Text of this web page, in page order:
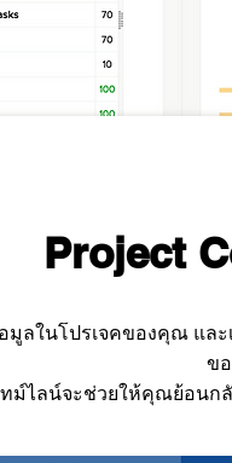
Project
ลในโปรเจคของคุณ แล
ข
ม์ไลน์จะช่วยให้คุณย้อนก